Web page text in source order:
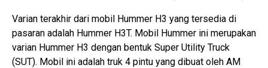
Varian terakhir dari mobil Hummer H3 yang tersedia di
pasaran adalah Hummer H3T. Mobil Hummer ini merupakan
varian Hummer H3 dengan bentuk Super Utility Truck
(SUT). Mobil ini adalah truk 4 pintu yang dibuat oleh AM